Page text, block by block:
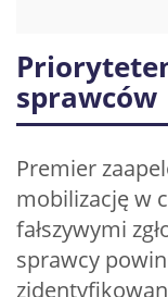
sprawców
Premier
mobilizację w
fałszywymi
sprawcy